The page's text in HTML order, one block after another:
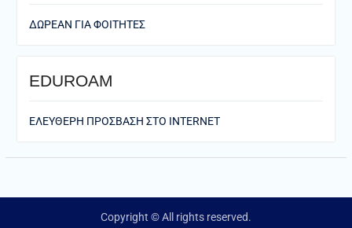
ΔΩΡΕΑΝ ΓΙΑ ΦΟΙΤΗΤΕΣ
EDUROAM
ΕΛΕΥΘΕΡΗ ΠΡΟΣΒΑΣΗ ΣΤΟ ΙΝΤΕRNET
Copyright © All rights reserved.